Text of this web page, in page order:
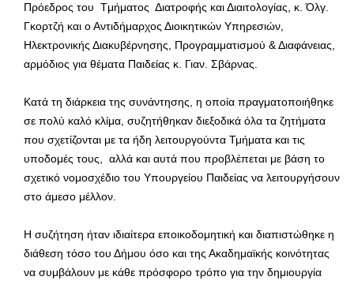
Πρόεδρος του Tμήματος Διατροφής και Διαιτολογίας, κ. Όλγ.
Γκορτζή και ο Αντιδήμαρχος Διοικητικών Υπηρεσιών,
Ηλεκτρονικής Διακυβέρνησης, Προγραμματισμού & Διαφάνειας,
αρμόδιος για θέματα Παιδείας κ. Γιαν. Σβάρνας.
Κατά τη διάρκεια της συνάντησης, η οποία πραγματοποιήθηκε
σε πολύ καλό κλίμα, συζητήθηκαν διεξοδικά όλα τα ζητήματα
που σχετίζονται με τα ήδη λειτουργούντα Τμήματα και τις
υποδομές τους, αλλά και αυτά που προβλέπεται με βάση το
σχετικό νομοσχέδιο του Υπουργείου Παιδείας να λειτουργήσουν
στο άμεσο μέλλον.
Η συζήτηση ήταν ιδιαίτερα εποικοδομητική και διαπιστώθηκε η
διάθεση τόσο του Δήμου όσο και της Ακαδημαϊκής κοινότητας
να συμβάλουν με κάθε πρόσφορο τρόπο για την δημιουργία